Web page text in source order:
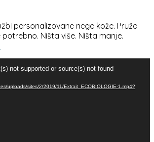
personalizovane nege kože. Pruža
Ništa više. Ništa manje.
not supported or source(s) not found
uploads/sites/2/2019/11/Extrait_ECOBIOLOGIE-1.mp4?